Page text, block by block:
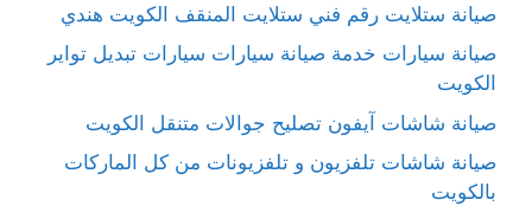
صيانة ستلايت رقم فني ستلايت المنقف الكويت هندي
صيانة سيارات خدمة صيانة سيارات سيارات تبديل تواير
الكويت
صيانة شاشات آيفون تصليح جوالات متنقل الكويت
صيانة شاشات تلفزيون و تلفزيونات من كل الماركات
بالكويت